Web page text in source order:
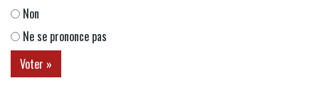
Non
Ne se prononce pas